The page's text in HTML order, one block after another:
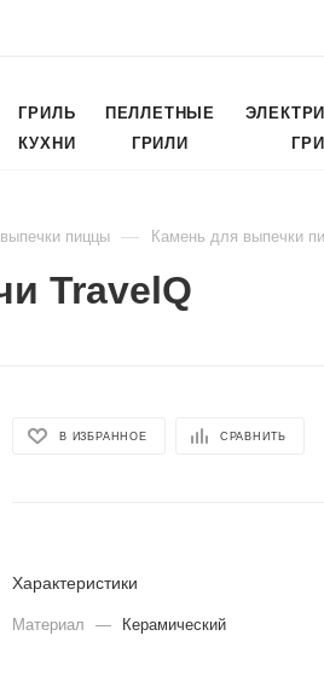
ГРИЛЬ
КУХНИ
ПЕЛЛЕТНЫЕ
ГРИЛИ
пиццы — Камень для выпечки
TravelQ
В ИЗБРАННОЕ СРАВНИТЬ
Характеристики
Материал — Керамический